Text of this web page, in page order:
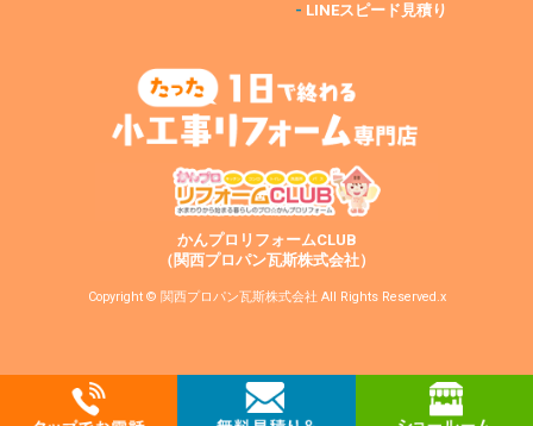
- LINEスピード見積り
かんプロリフォームCLUB
（関西プロパン瓦斯株式会社）
Copyright © 関西プロパン瓦斯株式会社 All Rights Reserved.x